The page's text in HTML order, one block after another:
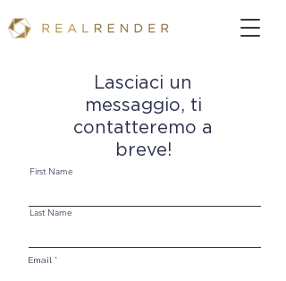
Lasciaci un
messaggio, ti
contatteremo a
breve!
First Name
Last Name
Email